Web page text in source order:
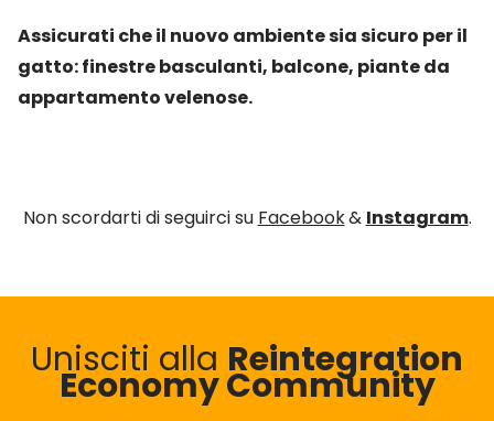
Assicurati che il nuovo ambiente sia sicuro per il
gatto: finestre basculanti, balcone, piante da
appartamento velenose.
Non scordarti di seguirci su Facebook& Instagram.
Unisciti alla Reintegration
Economy Community